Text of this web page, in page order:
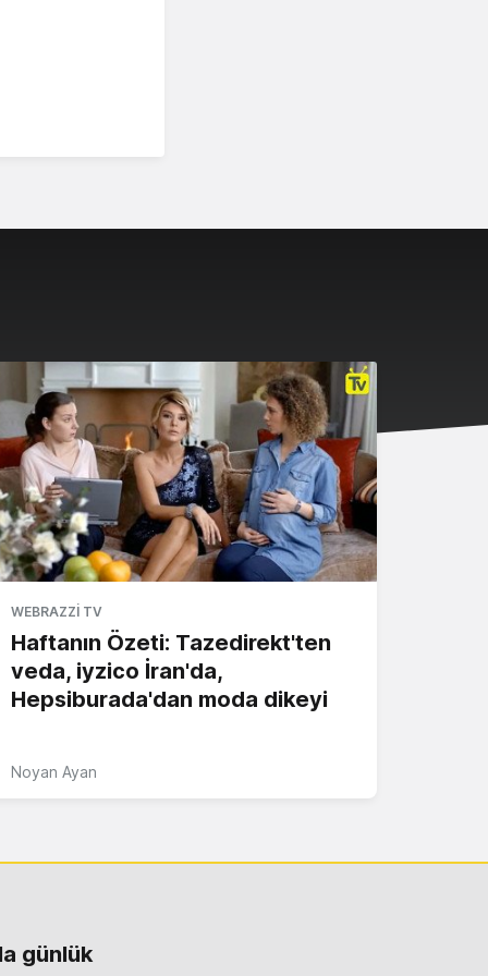
WEBRAZZI TV
Haftanın Özeti: Tazedirekt'ten
veda, iyzico İran'da,
Hepsiburada'dan moda dikeyi
Noyan Ayan
günlük